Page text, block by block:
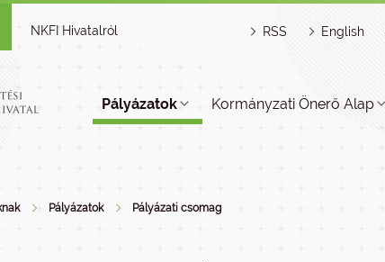
NKFI Hivatalról RSS English
Pályázatok Kormányzati Önerő Alap
Pályázatok Pályázati csomag